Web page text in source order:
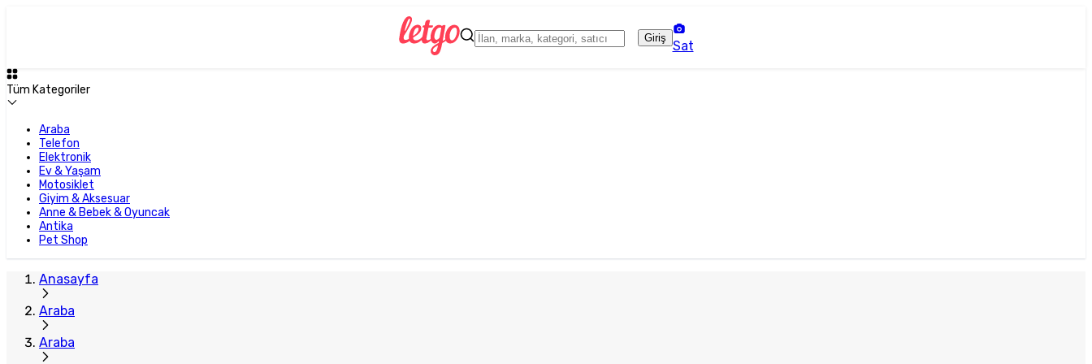
Giriş
Sat
Tüm Kategoriler
Araba
Telefon
Elektronik
Ev & Yaşam
Motosiklet
Giyim & Aksesuar
Anne & Bebek & Oyuncak
Antika
Pet Shop
Anasayfa
Araba
Araba